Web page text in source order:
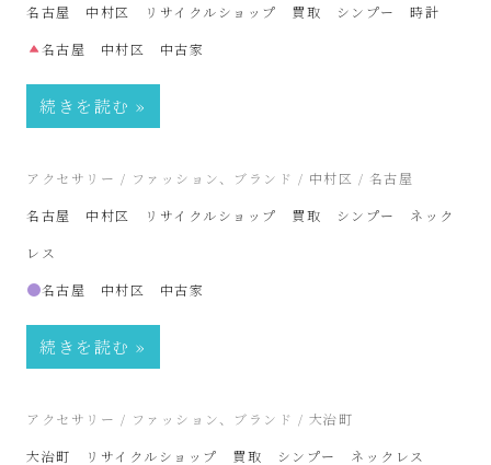
プ
SinPooh
は
古
家
名古屋 中村区 リサイクルショップ 買取 シンプー 時計
名古屋 中村区 中古家
続きを読む
2025年10月2日
アクセサリー / ファッション、ブランド / 中村区 / 名古屋
名古屋 中村区 リサイクルショップ 買取 シンプー ネック
レス
名古屋 中村区 中古家
続きを読む
2024年11月25日
アクセサリー / ファッション、ブランド / 大治町
大治町 リサイクルショップ 買取 シンプー ネックレス